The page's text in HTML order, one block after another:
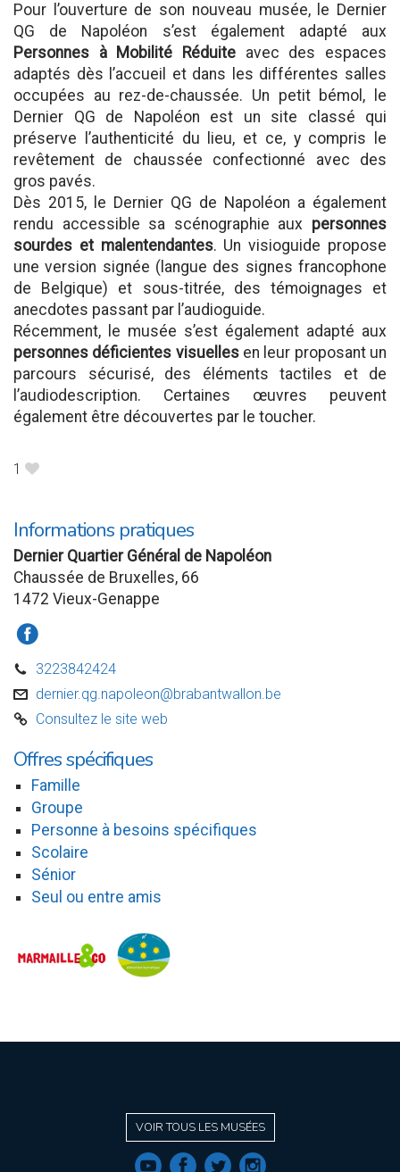
Pour l’ouverture de son nouveau musée, le Dernier
QG de Napoléon s’est également adapté aux
Personnes à Mobilité Réduite avec des espaces
adaptés dès l’accueil et dans les différentes salles
occupées au rez-de-chaussée. Un petit bémol, le
Dernier QG de Napoléon est un site classé qui
préserve l’authenticité du lieu, et ce, y compris le
revêtement de chaussée confectionné avec des
gros pavés.
Dès 2015, le Dernier QG de Napoléon a également
rendu accessible sa scénographie aux personnes
sourdes et malentendantes. Un visioguide propose
une version signée (langue des signes francophone
de Belgique) et sous-titrée, des témoignages et
anecdotes passant par l’audioguide.
Récemment, le musée s’est également adapté aux
personnes déficientes visuellesen leur proposant un
parcours sécurisé, des éléments tactiles et de
l’audiodescription. Certaines œuvres peuvent
également être découvertes par le toucher.
1 B
Informations pratiques
Dernier Quartier Général de Napoléon
Chaussée de Bruxelles, 66
1472 Vieux-Genappe
a
D 3223842424
v dernier.qg.napoleon@brabantwallon.be
C Consultez le site web
Offres spécifiques
Famille
Groupe
Personne à besoins spécifiques
Scolaire
Sénior
Seul ou entre amis
VOIR TOUS LES MUSÉES
f a b e